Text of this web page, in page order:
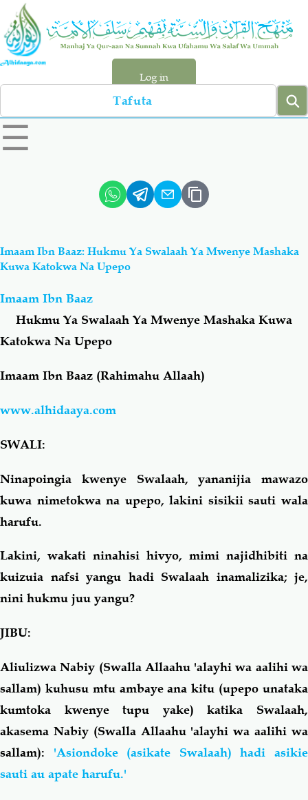
Skip
main
content
Log in
Search
left
sidebar
☰
Hadiyth
Aqiydah
Shirki & Kufru
Salaf Wa Ummah
Duaa-Adhkaar
Familia-Jamii Maswali-Majibu
Chemsha Bongo Vitabu
Mapishi
Imaam Ibn Baaz: Hukmu Ya Swalaah Ya Mwenye Mashaka
Kuwa Katokwa Na Upepo
Imaam Ibn Baaz
Hukmu Ya Swalaah Ya Mwenye Mashaka Kuwa
Katokwa Na Upepo
Imaam Ibn Baaz (Rahimahu Allaah)
www.alhidaaya.com
SWALI:
Ninapoingia kwenye Swalaah, yananijia mawazo
kuwa nimetokwa na upepo, lakini sisikii sauti wala
harufu.
Lakini, wakati ninahisi hivyo, mimi najidhibiti na
kuizuia nafsi yangu hadi Swalaah inamalizika; je,
nini hukmu juu yangu?
JIBU:
Aliulizwa Nabiy (Swalla Allaahu 'alayhi wa aalihi wa
sallam) kuhusu mtu ambaye ana kitu (upepo unataka
kumtoka kwenye tupu yake) katika Swalaah,
akasema Nabiy (Swalla Allaahu 'alayhi wa aalihi wa
sallam): 'Asiondoke (asikate Swalaah) hadi asikie
sauti au apate harufu.'